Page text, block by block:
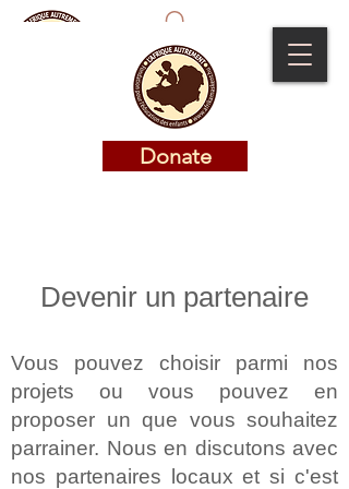
Donate
Donate
Devenir un partenaire
Vous pouvez choisir parmi nos
projets ou vous pouvez en
proposer un que vous souhaitez
parrainer. Nous en discutons avec
nos partenaires locaux et si c'est